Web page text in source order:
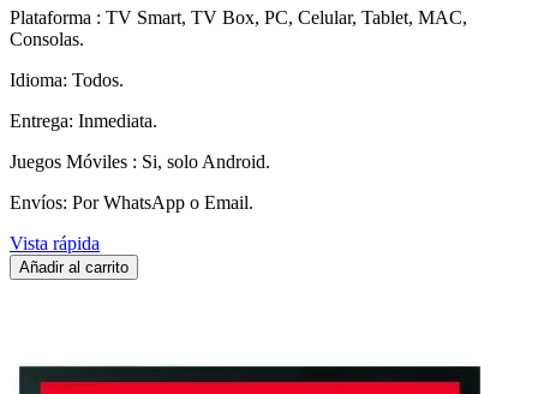
Plataforma : TV Smart, TV Box, PC, Celular, Tablet, MAC,
Consolas.
Idioma: Todos.
Entrega: Inmediata.
Juegos Móviles : Si, solo Android.
Envíos: Por WhatsApp o Email.
Vista rápida
Añadir al carrito